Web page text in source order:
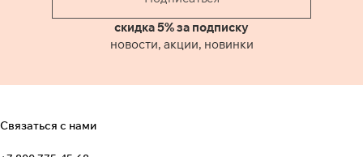
скидка 5% за подписку
новости, акции, новинки
Связаться с нами